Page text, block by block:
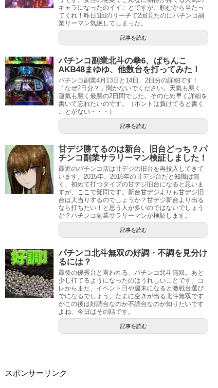
キャラになったのイイことですが、頼むから当たっ
てくれ！昨日1回のリーチで2回見たのにパチンコ副
業リーマン気絶してしまった。
記事を読む
パチンコ副業北斗の拳6、ぱちんこ
AKB48まゆゆ、他数台を打ってみた！
パチンコ副業4月13日と14日、2日分の詳細です！
「なぜ2日分？」聞かないでください。天氣も悪く、
運氣も悪く最悪の2日間でした。そのため早く詳細を
書いて忘れたいのです。（ホントは負けてると書く
ことがない・・・）
記事を読む
甘デジ勝てるのは新台、旧台どっち？パ
チンコ副業サラリーマン検証しました！
最近のパチンコ店は甘デジの旧台を再投入してきて
います。2015年、2016年の甘デジ台だと知識は無
く、初めて打つタイプの甘デジ旧台になると思いま
すが、ここで疑問です。新台甘デジよりも甘デジ旧
台は大当りするのでしょうか？甘デジ新台より出る
なら打ちたい！と思う人が多いのではないでしょう
か？パチンコ副業サラリーマンが検証します。
記事を読む
パチンコ北斗無双の好調・不調を見分け
るには？
最後の優秀台と言われる、パチンコ北斗無双。あと
少し打てるようになったのはうれしいことです。コ
レからまた、イベント日や週末になると激戦台選び
でになるでしょう。たまに空きが出る北斗無双です
がこの後は好調台なのか不調台なのか知りたいです
よね、今日はその話です。
記事を読む
スポンサーリンク